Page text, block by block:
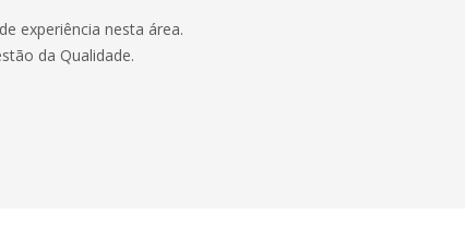
experiência nesta área.
da Qualidade.